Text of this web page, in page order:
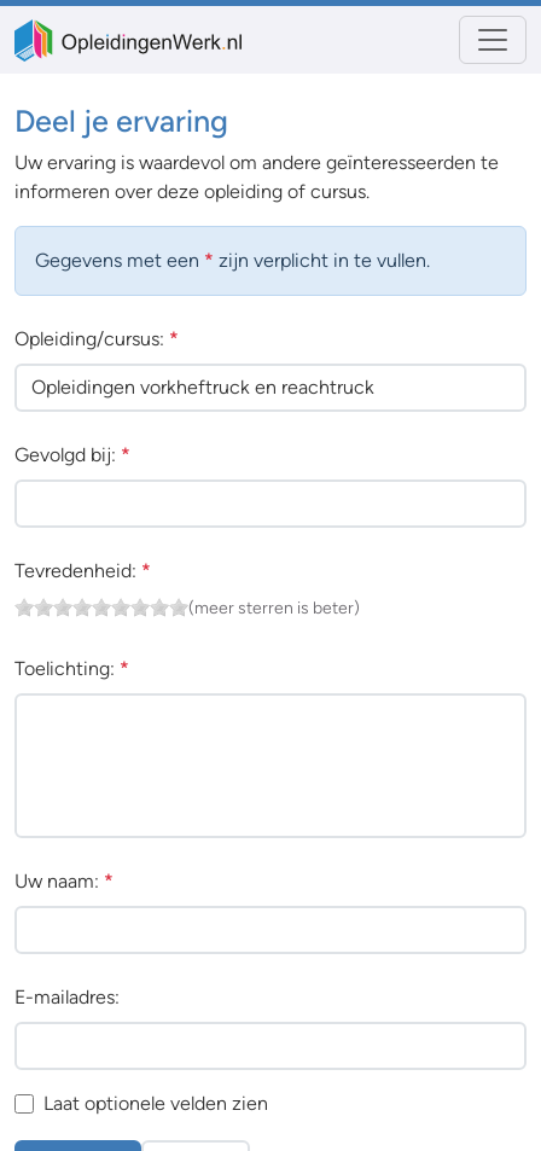
Deel je ervaring
Uw ervaring is waardevol om andere geïnteresseerden te
informeren over deze opleiding of cursus.
Gegevens met een * zijn verplicht in te vullen.
Opleiding/cursus: *
Gevolgd bij: *
Tevredenheid: *
(meer sterren is beter)
Toelichting: *
Uw naam: *
E-mailadres:
Laat optionele velden zien